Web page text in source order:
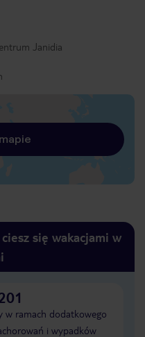
Janidia
się wakacjami w
w ramach dodatkowego
i wypadków